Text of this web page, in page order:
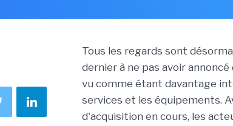
Tous les regards sont
dernier à ne pas avoir
vu comme étant davantage
services et les équipements.
d'acquisition en cours, les